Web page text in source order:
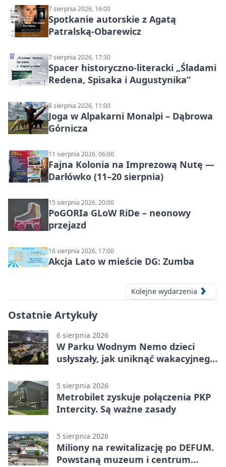
7 sierpnia 2026, 16:00
Spotkanie autorskie z Agatą
Patralską-Obarewicz
7 sierpnia 2026, 17:30
Spacer historyczno-literacki „Śladami
Redena, Spisaka i Augustynika”
8 sierpnia 2026, 11:00
Joga w Alpakarni Monalpi – Dąbrowa
Górnicza
11 sierpnia 2026, 06:00
Fajna Kolonia na Imprezową Nutę —
Darłówko (11–20 sierpnia)
15 sierpnia 2026, 20:00
PoGORIa GLoW RiDe – neonowy
przejazd
16 sierpnia 2026, 17:00
Akcja Lato w mieście DG: Zumba
Kolejne wydarzenia
Ostatnie Artykuły
6 sierpnia 2026
W Parku Wodnym Nemo dzieci
usłyszały, jak uniknąć wakacyjnego
5 sierpnia 2026
Metrobilet zyskuje połączenia PKP
Intercity. Są ważne zasady
5 sierpnia 2026
Miliony na rewitalizację po DEFUM.
Powstaną muzeum i centrum